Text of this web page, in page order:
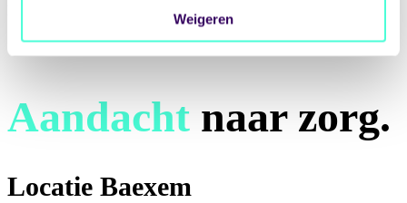
Weigeren
Aandacht naar zorg.
Locatie Baexem